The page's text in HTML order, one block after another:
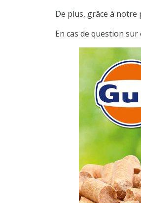
De plus, grâce à notre
En cas de question